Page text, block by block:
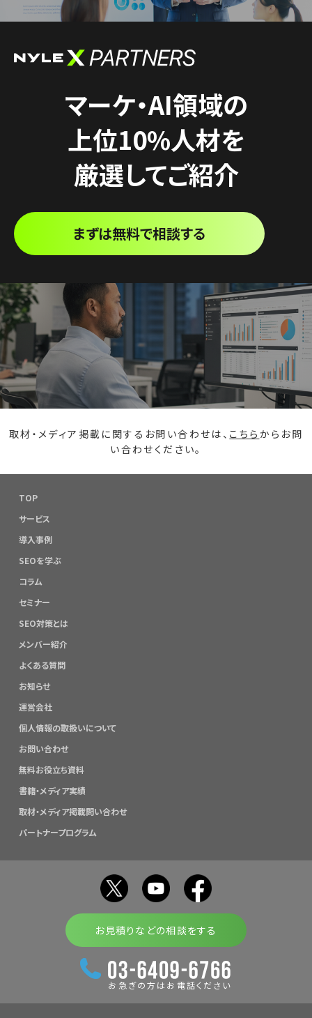
マーケ・AI領域の
上位10%人材を
厳選してご紹介
まずは無料で相談する
取材・メディア掲載に関するお問い合わせは、 こちら からお問
い合わせください。
TOP
サービス
導入事例
SEOを学ぶ
コラム
セミナー
SEO対策とは
メンバー紹介
よくある質問
お知らせ
運営会社
個人情報の取扱いについて
お問い合わせ
無料お役立ち資料
書籍・メディア実績
取材・メディア掲載問い合わせ
パートナープログラム
お見積りなどの相談をする
お急ぎの方はお電話ください